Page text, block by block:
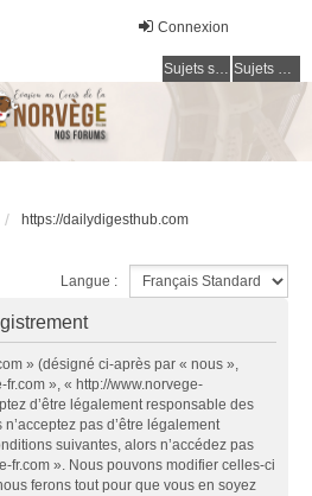
Connexion
Sujets sans réponse Sujets actifs
https://dailydigesthub.com
Langue :
» (désigné ci-après par « nous »,
», « http://www.norvege-
d’être légalement responsable des
pas d’être légalement
suivantes, alors n’accédez pas
fr.com ». Nous pouvons modifier celles-ci
ferons tout pour que vous en soyez